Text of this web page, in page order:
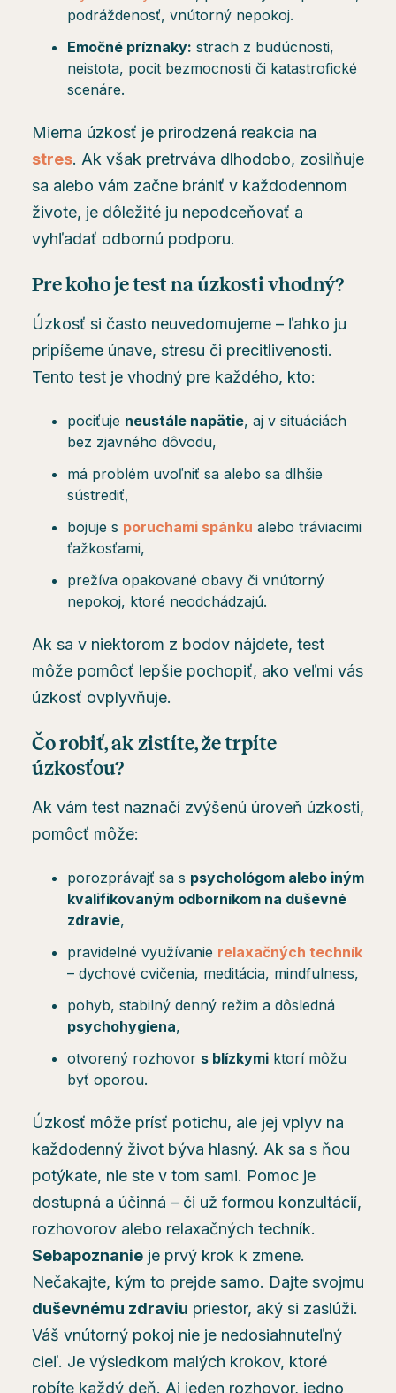
podráždenosť, vnútorný nepokoj.
Emočné príznaky: strach z budúcnosti,
neistota, pocit bezmocnosti či katastrofické
scenáre.
Mierna úzkosť je prirodzená reakcia na
stres. Ak však pretrváva dlhodobo, zosilňuje
sa alebo vám začne brániť v každodennom
živote, je dôležité ju nepodceňovať a
vyhľadať odbornú podporu.
Pre koho je test na úzkosti vhodný?
Úzkosť si často neuvedomujeme – ľahko ju
pripíšeme únave, stresu či precitlivenosti.
Tento test je vhodný pre každého, kto:
pociťuje neustále napätie, aj v situáciách
bez zjavného dôvodu,
má problém uvoľniť sa alebo sa dlhšie
sústrediť,
bojuje s poruchami spánku alebo tráviacimi
ťažkosťami,
prežíva opakované obavy či vnútorný
nepokoj, ktoré neodchádzajú.
Ak sa v niektorom z bodov nájdete, test
môže pomôcť lepšie pochopiť, ako veľmi vás
úzkosť ovplyvňuje.
Čo robiť, ak zistíte, že trpíte
úzkosťou?
Ak vám test naznačí zvýšenú úroveň úzkosti,
pomôcť môže:
porozprávajť sa s psychológom alebo iným
kvalifikovaným odborníkom na duševné
zdravie,
pravidelné využívanie relaxačných techník
– dychové cvičenia, meditácia, mindfulness,
pohyb, stabilný denný režim a dôsledná
psychohygiena,
otvorený rozhovor s blízkymi ktorí môžu
byť oporou.
Úzkosť môže prísť potichu, ale jej vplyv na
každodenný život býva hlasný. Ak sa s ňou
potýkate, nie ste v tom sami. Pomoc je
dostupná a účinná – či už formou konzultácií,
rozhovorov alebo relaxačných techník.
Sebapoznanie je prvý krok k zmene.
Nečakajte, kým to prejde samo. Dajte svojmu
duševnému zdraviu priestor, aký si zaslúži.
Váš vnútorný pokoj nie je nedosiahnuteľný
cieľ. Je výsledkom malých krokov, ktoré
robíte každý deň. Aj jeden rozhovor, jedno